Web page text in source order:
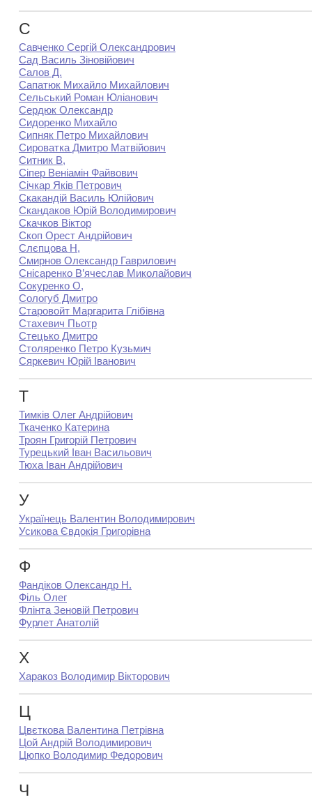
С
Савченко Сергій Олександрович
Сад Василь Зіновійович
Салов Д.
Сапатюк Михайло Михайлович
Сельський Роман Юліанович
Сердюк Олександр
Сидоренко Михайло
Сипняк Петро Михайлович
Сироватка Дмитро Матвійович
Ситник В,
Сіпер Веніамін Файвович
Січкар Яків Петрович
Скакандій Василь Юлійович
Скандаков Юрій Володимирович
Скачков Віктор
Скоп Орест Андрійович
Слєпцова Н,
Смирнов Олександр Гаврилович
Снісаренко В’ячеслав Миколайович
Сокуренко О,
Сологуб Дмитро
Старовойт Маргарита Глібівна
Стахевич Пьотр
Стецько Дмитро
Столяренко Петро Кузьмич
Сяркевич Юрій Іванович
Т
Тимків Олег Андрійович
Ткаченко Катерина
Троян Григорій Петрович
Турецький Іван Васильович
Тюха Іван Андрійович
У
Українець Валентин Володимирович
Усикова Євдокія Григорівна
Ф
Фандіков Олександр Н.
Філь Олег
Флінта Зеновій Петрович
Фурлет Анатолій
Х
Харакоз Володимир Вікторович
Ц
Цвєткова Валентина Петрівна
Цой Андрій Володимирович
Цюпко Володимир Федорович
Ч